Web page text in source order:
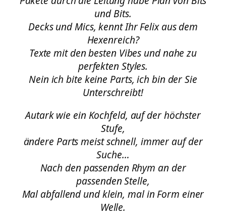
und Bits.
Decks und Mics, kennt Ihr Felix aus dem
Hexenreich?
Texte mit den besten Vibes und nahe zu
perfekten Styles.
Nein ich bite keine Parts, ich bin der Sie
Unterschreibt!
Autark wie ein Kochfeld, auf der höchster
Stufe,
ändere Parts meist schnell, immer auf der
Suche…
Nach den passenden Rhym an der
passenden Stelle,
Mal abfallend und klein, mal in Form einer
Welle.